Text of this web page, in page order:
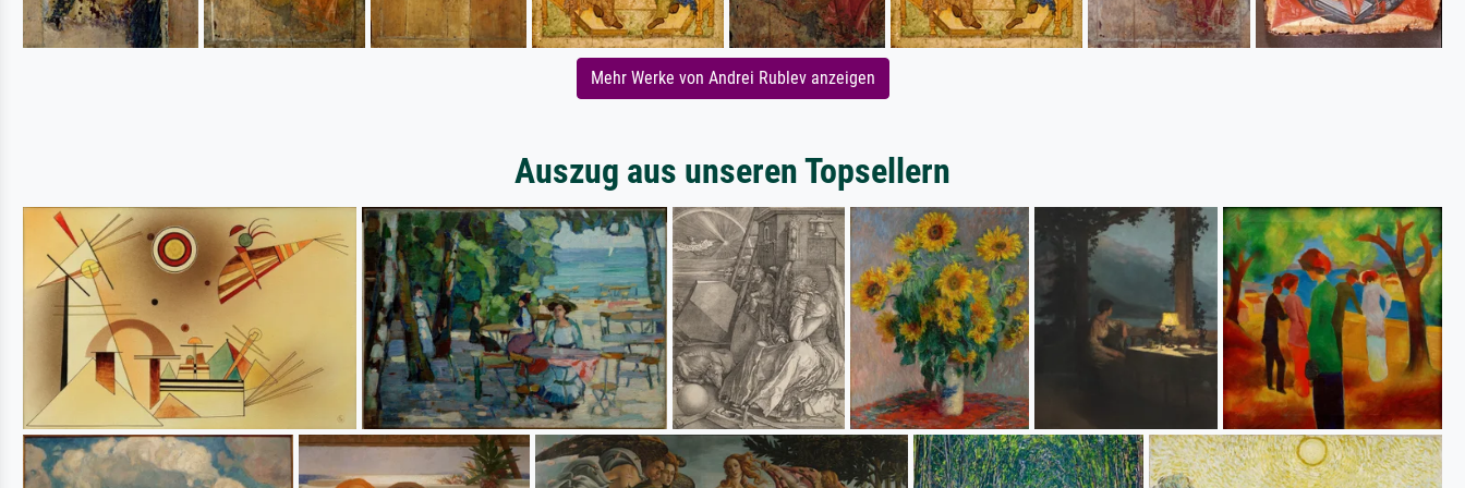
Mehr Werke von Andrei Rublev anzeigen
Auszug aus unseren Topsellern